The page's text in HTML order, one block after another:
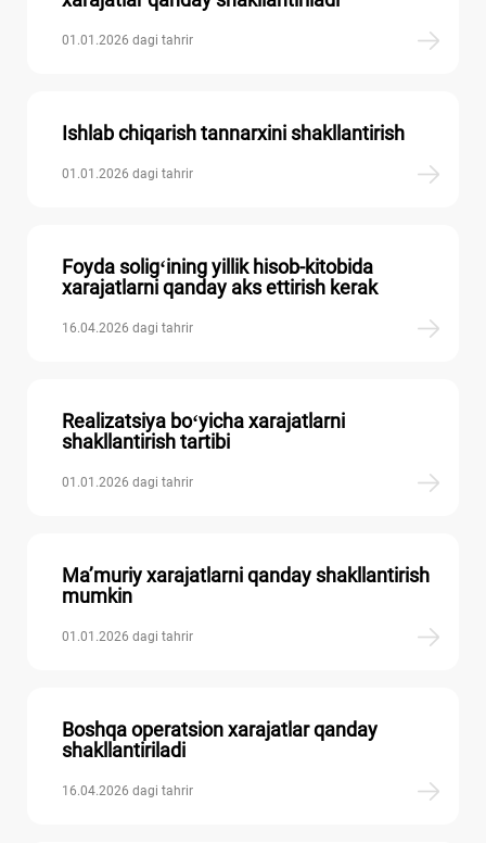
01.01.2026 dagi tahrir
Ishlab chiqarish tannarхini shakllantirish
01.01.2026 dagi tahrir
Foyda soligʻining yillik hisob-kitobida
хarajatlarni qanday aks ettirish kerak
16.04.2026 dagi tahrir
Realizatsiya boʻyicha хarajatlarni
shakllantirish tartibi
01.01.2026 dagi tahrir
Ma’muriy хarajatlarni qanday shakllantirish
mumkin
01.01.2026 dagi tahrir
Boshqa operatsion хarajatlar qanday
shakllantiriladi
16.04.2026 dagi tahrir